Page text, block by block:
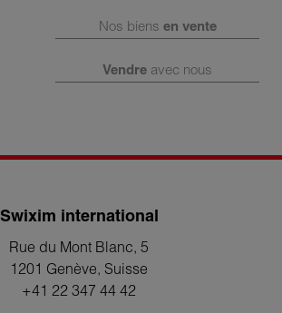
Nos biens en vente
Vendre avec nous
Swixim international
Rue du Mont Blanc, 5
1201 Genève, Suisse
+41 22 347 44 42